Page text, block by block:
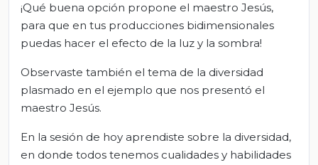
¡Qué buena opción propone el maestro Jesús,
para que en tus producciones bidimensionales
puedas hacer el efecto de la luz y la sombra!
Observaste también el tema de la diversidad
plasmado en el ejemplo que nos presentó el
maestro Jesús.
En la sesión de hoy aprendiste sobre la diversidad,
en donde todos tenemos cualidades y habilidades